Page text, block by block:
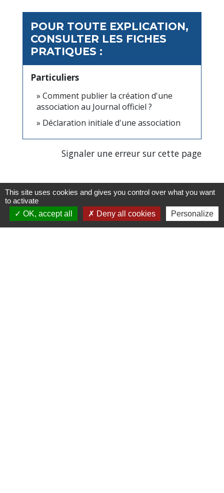
POUR TOUTE EXPLICATION,
CONSULTER LES FICHES
PRATIQUES :
Particuliers
Comment publier la création d'une
association au Journal officiel ?
Déclaration initiale d'une association
Signaler une erreur sur cette page
This site uses cookies and gives you control over what you want
to activate
OK, accept all
Deny all cookies Personalize